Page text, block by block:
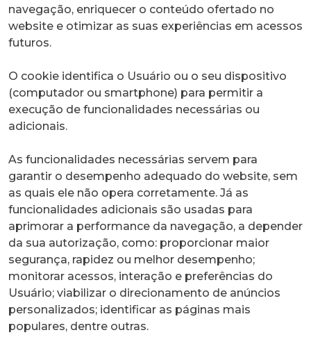
navegação, enriquecer o conteúdo ofertado no
website e otimizar as suas experiências em acessos
futuros.
O cookie identifica o Usuário ou o seu dispositivo
(computador ou smartphone) para permitir a
execução de funcionalidades necessárias ou
adicionais.
As funcionalidades necessárias servem para
garantir o desempenho adequado do website, sem
as quais ele não opera corretamente. Já as
funcionalidades adicionais são usadas para
aprimorar a performance da navegação, a depender
da sua autorização, como: proporcionar maior
segurança, rapidez ou melhor desempenho;
monitorar acessos, interação e preferências do
Usuário; viabilizar o direcionamento de anúncios
personalizados; identificar as páginas mais
populares, dentre outras.